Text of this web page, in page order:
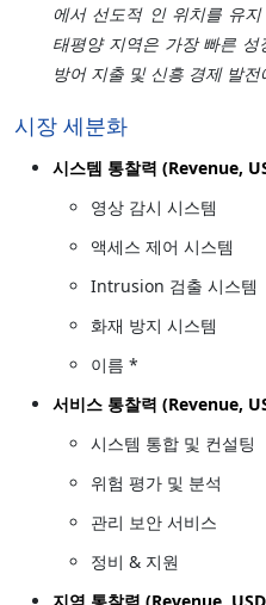
에서 선도적 인 위치를 유
태평양 지역은 가장 빠른
방어 지출 및 신흥 경제 발전
시장 세분화
시스템 통찰력 (Revenue,
영상 감시 시스템
액세스 제어 시스템
Intrusion 검출 시스템
화재 방지 시스템
이름 *
서비스 통찰력 (Revenue,
시스템 통합 및 컨설팅
위험 평가 및 분석
관리 보안 서비스
정비 & 지원
지역 통찰력 (Revenue,